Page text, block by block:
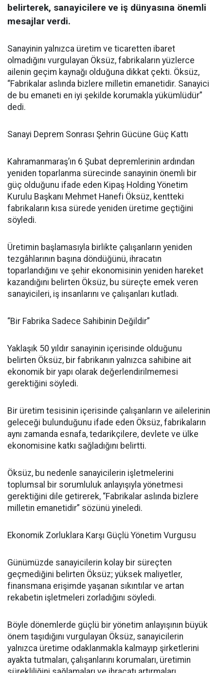
belirterek, sanayicilere ve iş dünyasına önemli
mesajlar verdi.
Sanayinin yalnızca üretim ve ticaretten ibaret
olmadığını vurgulayan Öksüz, fabrikaların yüzlerce
ailenin geçim kaynağı olduğuna dikkat çekti. Öksüz,
“Fabrikalar aslında bizlere milletin emanetidir. Sanayici
de bu emaneti en iyi şekilde korumakla yükümlüdür”
dedi.
Sanayi Deprem Sonrası Şehrin Gücüne Güç Kattı
Kahramanmaraş’ın 6 Şubat depremlerinin ardından
yeniden toparlanma sürecinde sanayinin önemli bir
güç olduğunu ifade eden Kipaş Holding Yönetim
Kurulu Başkanı Mehmet Hanefi Öksüz, kentteki
fabrikaların kısa sürede yeniden üretime geçtiğini
söyledi.
Üretimin başlamasıyla birlikte çalışanların yeniden
tezgâhlarının başına döndüğünü, ihracatın
toparlandığını ve şehir ekonomisinin yeniden hareket
kazandığını belirten Öksüz, bu süreçte emek veren
sanayicileri, iş insanlarını ve çalışanları kutladı.
“Bir Fabrika Sadece Sahibinin Değildir”
Yaklaşık 50 yıldır sanayinin içerisinde olduğunu
belirten Öksüz, bir fabrikanın yalnızca sahibine ait
ekonomik bir yapı olarak değerlendirilmemesi
gerektiğini söyledi.
Bir üretim tesisinin içerisinde çalışanların ve ailelerinin
geleceği bulunduğunu ifade eden Öksüz, fabrikaların
aynı zamanda esnafa, tedarikçilere, devlete ve ülke
ekonomisine katkı sağladığını belirtti.
Öksüz, bu nedenle sanayicilerin işletmelerini
toplumsal bir sorumluluk anlayışıyla yönetmesi
gerektiğini dile getirerek, “Fabrikalar aslında bizlere
milletin emanetidir” sözünü yineledi.
Ekonomik Zorluklara Karşı Güçlü Yönetim Vurgusu
Günümüzde sanayicilerin kolay bir süreçten
geçmediğini belirten Öksüz; yüksek maliyetler,
finansmana erişimde yaşanan sıkıntılar ve artan
rekabetin işletmeleri zorladığını söyledi.
Böyle dönemlerde güçlü bir yönetim anlayışının büyük
önem taşıdığını vurgulayan Öksüz, sanayicilerin
yalnızca üretime odaklanmakla kalmayıp şirketlerini
ayakta tutmaları, çalışanlarını korumaları, üretimin